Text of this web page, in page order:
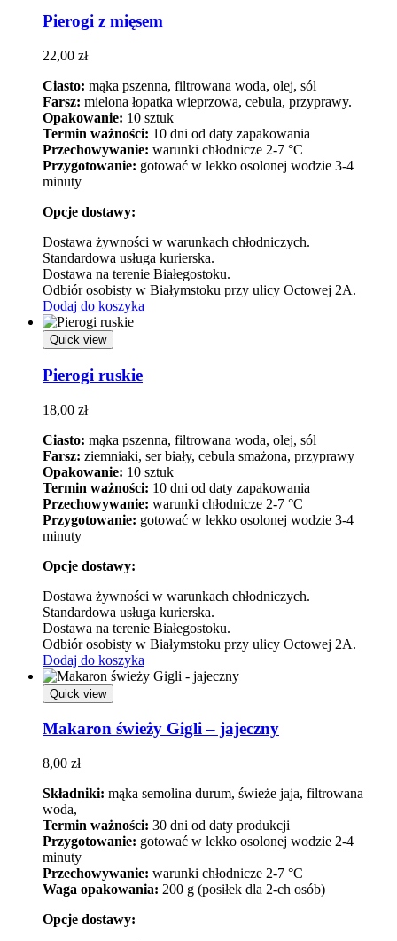
Pierogi z mięsem
22,00 zł
Ciasto: mąka pszenna, filtrowana woda, olej, sól
Farsz: mielona łopatka wieprzowa, cebula, przyprawy.
Opakowanie: 10 sztuk
Termin ważności: 10 dni od daty zapakowania
Przechowywanie: warunki chłodnicze 2-7 °C
Przygotowanie: gotować w lekko osolonej wodzie 3-4
minuty
Opcje dostawy:
Dostawa żywności w warunkach chłodniczych.
Standardowa usługa kurierska.
Dostawa na terenie Białegostoku.
Odbiór osobisty w Białymstoku przy ulicy Octowej 2A.
Dodaj do koszyka
Quick view
Pierogi ruskie
18,00 zł
Ciasto: mąka pszenna, filtrowana woda, olej, sól
Farsz: ziemniaki, ser biały, cebula smażona, przyprawy
Opakowanie: 10 sztuk
Termin ważności: 10 dni od daty zapakowania
Przechowywanie: warunki chłodnicze 2-7 °C
Przygotowanie: gotować w lekko osolonej wodzie 3-4
minuty
Opcje dostawy:
Dostawa żywności w warunkach chłodniczych.
Standardowa usługa kurierska.
Dostawa na terenie Białegostoku.
Odbiór osobisty w Białymstoku przy ulicy Octowej 2A.
Dodaj do koszyka
Quick view
Makaron świeży Gigli – jajeczny
8,00 zł
Składniki: mąka semolina durum, świeże jaja, filtrowana
woda,
Termin ważności: 30 dni od daty produkcji
Przygotowanie: gotować w lekko osolonej wodzie 2-4
minuty
Przechowywanie: warunki chłodnicze 2-7 °C
Waga opakowania: 200 g (posiłek dla 2-ch osób)
Opcje dostawy: